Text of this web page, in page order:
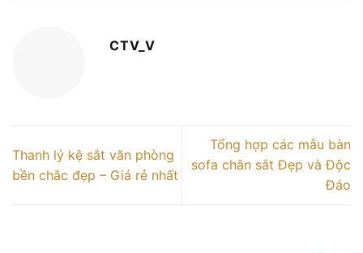
CTV_V
Thanh lý kệ sắt văn phòng
bền chắc đẹp – Giá rẻ nhất
Tổng hợp các mẫu bàn
sofa chân sắt Đẹp và Độc
Đáo